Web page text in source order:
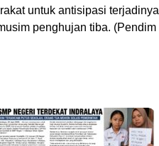
untuk antisipasi terjadinya
penghujan tiba. (Pendim